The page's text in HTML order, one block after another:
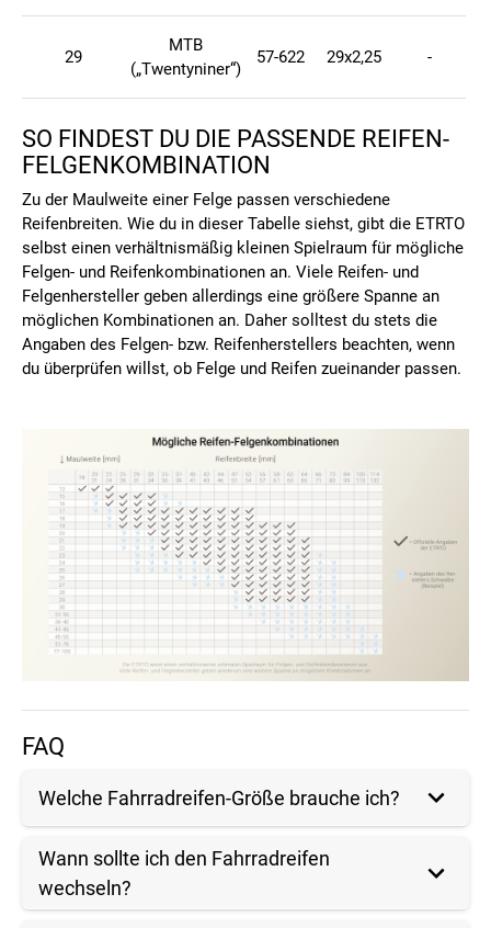
29
MTB
(„Twentyniner“)
57-622 29x2,25 -
SO FINDEST DU DIE PASSENDE REIFEN-
FELGENKOMBINATION
Zu der Maulweite einer Felge passen verschiedene
Reifenbreiten. Wie du in dieser Tabelle siehst, gibt die ETRTO
selbst einen verhältnismäßig kleinen Spielraum für mögliche
Felgen- und Reifenkombinationen an. Viele Reifen- und
Felgenhersteller geben allerdings eine größere Spanne an
möglichen Kombinationen an. Daher solltest du stets die
Angaben des Felgen- bzw. Reifenherstellers beachten, wenn
du überprüfen willst, ob Felge und Reifen zueinander passen.
FAQ
Welche Fahrradreifen-Größe brauche ich?
Wann sollte ich den Fahrradreifen
wechseln?